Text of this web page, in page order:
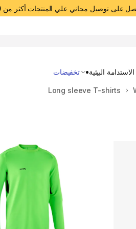
على توصيل مجاني علي المنتجات أكثر من 2000 جنيه، لفترة محدودة 🔥
الاستدامة البيئية تخفيضات
Long sleeve T-shirts